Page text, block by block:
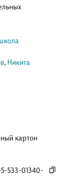
, Никита
картон
533-01340-